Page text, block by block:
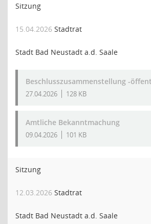
Sitzung
15.04.2026 Stadtrat
Stadt Bad Neustadt a.d. Saale
Beschlusszusammenstellung -
27.04.2026 128 KB
Amtliche Bekanntmachung
09.04.2026 101 KB
Sitzung
12.03.2026 Stadtrat
Stadt Bad Neustadt a.d. Saale